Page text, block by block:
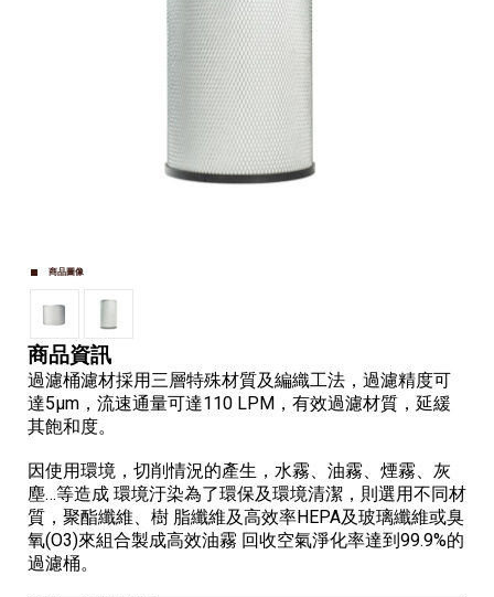
商品圖像
商品資訊
過濾桶濾材採用三層特殊材質及編織工法，過濾精度可
達5μm，流速通量可達110 LPM，有效過濾材質，延緩
其飽和度。
因使用環境，切削情況的產生，水霧、油霧、煙霧、灰
塵…等造成 環境汙染為了環保及環境清潔，則選用不同材
質，聚酯纖維、樹 脂纖維及高效率HEPA及玻璃纖維或臭
氧(O3)來組合製成高效油霧 回收空氣淨化率達到99.9%的
過濾桶。